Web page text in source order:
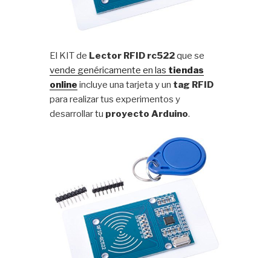
El KIT de Lector RFID rc522que se
vende genéricamente en las tiendas
online incluye una tarjeta y un tag RFID
para realizar tus experimentos y
desarrollar tu proyecto Arduino.